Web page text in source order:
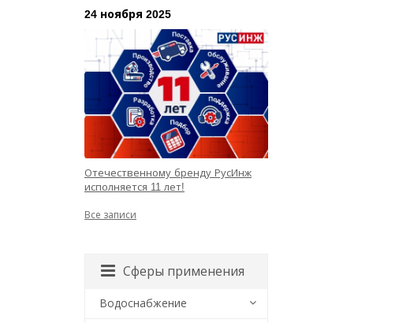
24 ноября 2025
Отечественному бренду РусИнж
исполняется 11 лет!
Все записи
Сферы применения
Водоснабжение